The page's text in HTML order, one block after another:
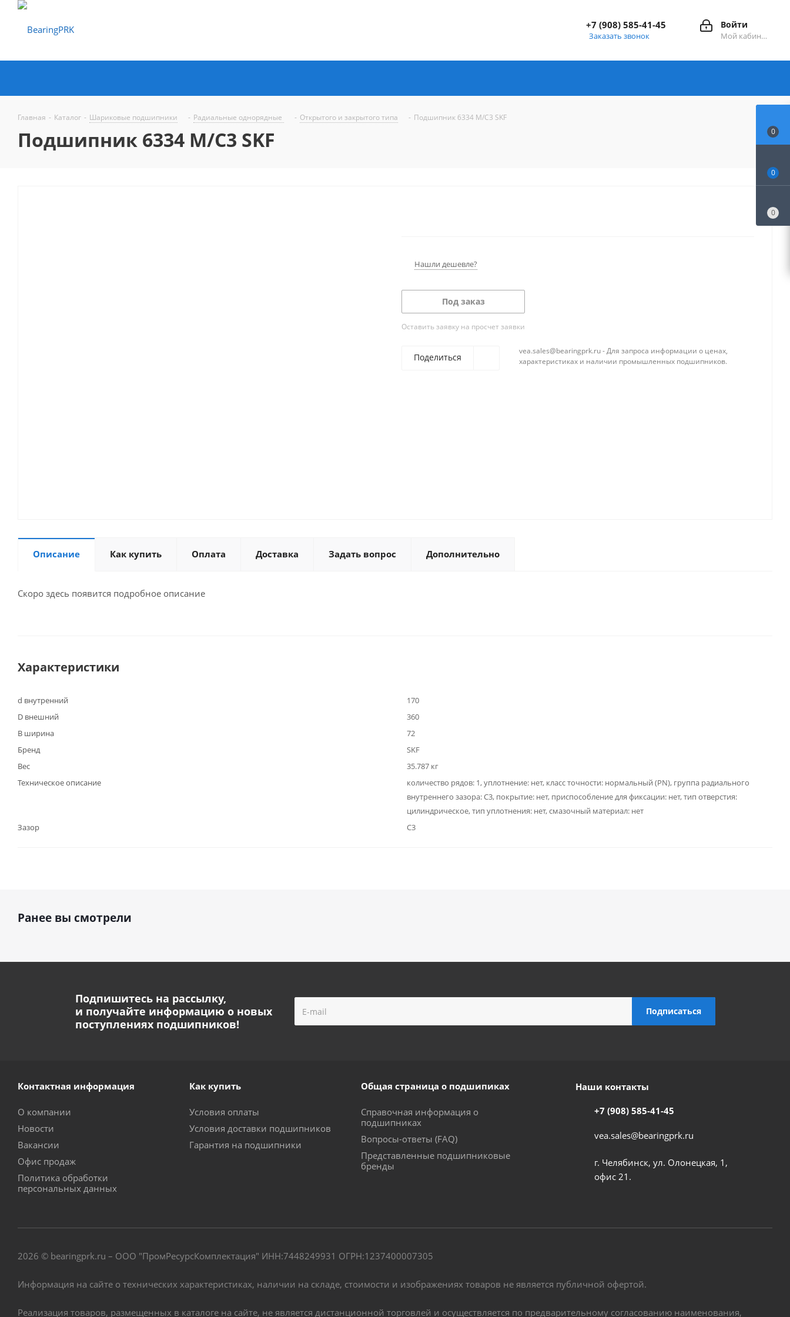
Войти
Мой кабинет
+7 (908) 585-41-45
Заказать звонок
Главная - Каталог - Шариковые подшипники - Радиальные однорядные - Открытого и закрытого типа - Подшипник 6334 M/C3 SKF
Подшипник 6334 M/C3 SKF
Нашли дешевле?
Под заказ
Оставить заявку на просчет заявки
Поделиться
vea.sales@bearingprk.ru - Для запроса информации о ценах,
характеристиках и наличии промышленных подшипников.
Описание Как купить Оплата Доставка Задать вопрос Дополнительно
Скоро здесь появится подробное описание
Характеристики
d внутренний
170
D внешний
360
B ширина
72
Бренд
SKF
Вес
35.787 кг
Техническое описание
количество рядов: 1, уплотнение: нет, класс точности: нормальный (PN), группа радиального
внутреннего зазора: C3, покрытие: нет, приспособление для фиксации: нет, тип отверстия:
цилиндрическое, тип уплотнения: нет, смазочный материал: нет
Зазор
C3
Ранее вы смотрели
Подпишитесь на рассылку,
и получайте информацию о новых
поступлениях подшипников!
Контактная информация
О компании
Новости
Вакансии
Офис продаж
Политика обработки
персональных данных
Как купить
Условия оплаты
Условия доставки подшипников
Гарантия на подшипники
Общая страница о подшипиках
Справочная информация о
подшипниках
Вопросы-ответы (FAQ)
Представленные подшипниковые
бренды
Наши контакты
+7 (908) 585-41-45
vea.sales@bearingprk.ru
г. Челябинск, ул. Олонецкая, 1,
офис 21.
2026 © bearingprk.ru – ООО "ПромРесурсКомплектация" ИНН:7448249931 ОГРН:1237400007305
Информация на сайте о технических характеристиках, наличии на складе, стоимости и изображениях товаров не является публичной офертой.
Реализация товаров, размещенных в каталоге на сайте, не является дистанционной торговлей и осуществляется по предварительному согласованию наименования,
0
0
0